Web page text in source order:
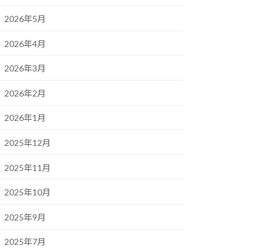
2026年5月
2026年4月
2026年3月
2026年2月
2026年1月
2025年12月
2025年11月
2025年10月
2025年9月
2025年7月